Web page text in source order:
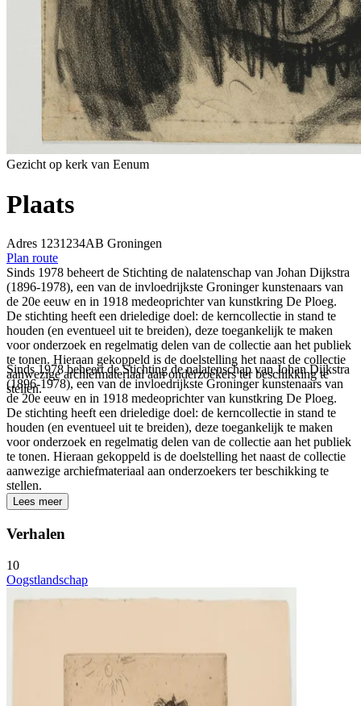
Gezicht op kerk van Eenum
Plaats
Adres 1231234AB Groningen
Plan route
Sinds 1978 beheert de Stichting de nalatenschap van Johan Dijkstra
(1896-1978), een van de invloedrijkste Groninger kunstenaars van
de 20e eeuw en in 1918 medeoprichter van kunstkring De Ploeg.
De stichting heeft een drieledige doel: de kerncollectie in stand te
houden (en eventueel uit te breiden), deze toegankelijk te maken
voor onderzoek en regelmatig delen van de collectie aan het publiek
te tonen. Hieraan gekoppeld is de doelstelling het naast de collectie
aanwezige archiefmateriaal aan onderzoekers ter beschikking te
stellen.
Sinds 1978 beheert de Stichting de nalatenschap van Johan Dijkstra
(1896-1978), een van de invloedrijkste Groninger kunstenaars van
de 20e eeuw en in 1918 medeoprichter van kunstkring De Ploeg.
De stichting heeft een drieledige doel: de kerncollectie in stand te
houden (en eventueel uit te breiden), deze toegankelijk te maken
voor onderzoek en regelmatig delen van de collectie aan het publiek
te tonen. Hieraan gekoppeld is de doelstelling het naast de collectie
aanwezige archiefmateriaal aan onderzoekers ter beschikking te
stellen.
Lees meer
Verhalen
10
Oogstlandschap